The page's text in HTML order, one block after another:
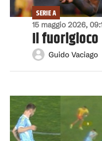
15 maggio 2026,
SERIE A
Il
Guido Vaciago